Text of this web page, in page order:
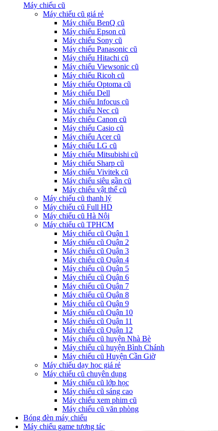
Máy chiếu cũ
Máy chiếu cũ giá rẻ
Máy chiếu BenQ cũ
Máy chiếu Epson cũ
Máy chiếu Sony cũ
Máy chiếu Panasonic cũ
Máy chiếu Hitachi cũ
Máy chiếu Viewsonic cũ
Máy chiếu Ricoh cũ
Máy chiếu Optoma cũ
Máy chiếu Dell
Máy chiếu Infocus cũ
Máy chiếu Nec cũ
Máy chiếu Canon cũ
Máy chiếu Casio cũ
Máy chiếu Acer cũ
Máy chiếu LG cũ
Máy chiếu Mitsubishi cũ
Máy chiếu Sharp cũ
Máy chiếu Vivitek cũ
Máy chiếu siêu gần cũ
Máy chiếu vật thể cũ
Máy chiếu cũ thanh lý
Máy chiếu cũ Full HD
Máy chiếu cũ Hà Nội
Máy chiếu cũ TPHCM
Máy chiếu cũ Quận 1
Máy chiếu cũ Quận 2
Máy chiếu cũ Quận 3
Máy chiếu cũ Quận 4
Máy chiếu cũ Quận 5
Máy chiếu cũ Quận 6
Máy chiếu cũ Quận 7
Máy chiếu cũ Quận 8
Máy chiếu cũ Quận 9
Máy chiếu cũ Quận 10
Máy chiếu cũ Quận 11
Máy chiếu cũ Quận 12
Máy chiếu cũ huyện Nhà Bè
Máy chiếu cũ huyện Bình Chánh
Máy chiếu cũ Huyện Cần Giờ
Máy chiếu dạy học giá rẻ
Máy chiếu cũ chuyên dụng
Máy chiếu cũ lớp học
Máy chiếu cũ sáng cao
Máy chiếu xem phim cũ
Máy chiếu cũ văn phòng
Bóng đèn máy chiếu
Máy chiếu game tương tác